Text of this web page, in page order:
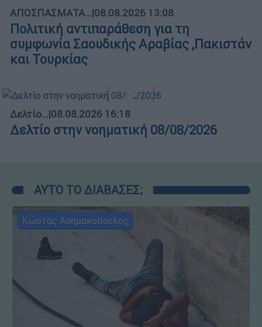
ΑΠΟΣΠΑΣΜΑΤΑ...|08.08.2026 13:08
Πολιτική αντιπαράθεση για τη
συμφωνία Σαουδικής Αραβίας ,Πακιστάν
και Τουρκίας
Δελτίο...|08.08.2026 16:18
Δελτίο στην νοηματική 08/08/2026
ΑΥΤΟ ΤΟ ΔΙΑΒΑΣΕΣ;
Κώστας Ασημακόπουλος